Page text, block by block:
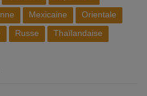
Mexicaine
Orientale
Russe Thaïlandaise